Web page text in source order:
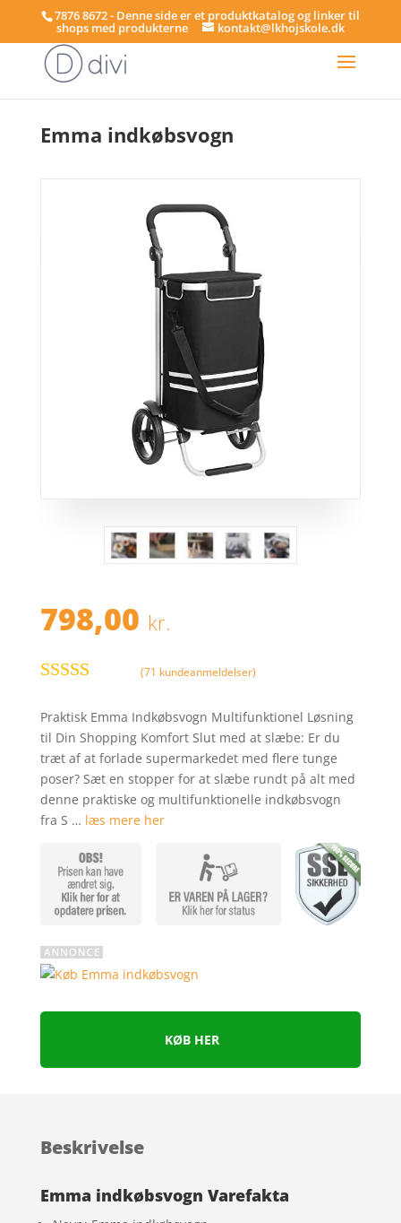
7876 8672 - Denne side er et produktkatalog og linker til
shops med produkterne kontakt@lkhojskole.dk
Emma indkøbsvogn
798,00 kr.
som4.2ud
af 5
baseret på
kundebedø
mmelser
(71 kundeanmeldelser)
Praktisk Emma Indkøbsvogn Multifunktionel Løsning
til Din Shopping Komfort Slut med at slæbe: Er du
træt af at forlade supermarkedet med flere tunge
poser? Sæt en stopper for at slæbe rundt på alt med
denne praktiske og multifunktionelle indkøbsvogn
fra S … læs mere her
KØB HER
Beskrivelse
Emma indkøbsvogn Varefakta